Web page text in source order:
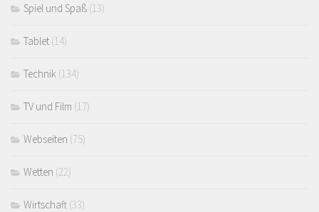
Spiel und Spaß (13)
Tablet (14)
Technik (134)
TV und Film (17)
Webseiten (75)
Wetten (22)
Wirtschaft (33)